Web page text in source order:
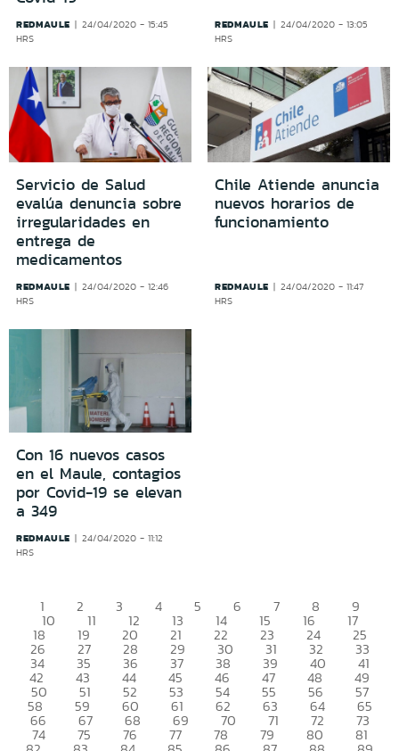
REDMAULE
24/04/2020 - 15:45
HRS
REDMAULE
24/04/2020 - 13:05
HRS
Servicio de Salud
evalúa denuncia sobre
irregularidades en
entrega de
medicamentos
REDMAULE
24/04/2020 - 12:46
HRS
Chile Atiende anuncia
nuevos horarios de
funcionamiento
REDMAULE
24/04/2020 - 11:47
HRS
Con 16 nuevos casos
en el Maule, contagios
por Covid-19 se elevan
a 349
REDMAULE
24/04/2020 - 11:12
HRS
1 2 3 4 5 6 7 8 9
10 11 12 13 14 15 16 17
18 19 20 21 22 23 24 25
26 27 28 29 30 31 32 33
34 35 36 37 38 39 40 41
42 43 44 45 46 47 48 49
50 51 52 53 54 55 56 57
58 59 60 61 62 63 64 65
66 67 68 69 70 71 72 73
74 75 76 77 78 79 80 81